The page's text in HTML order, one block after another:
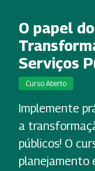
O papel
Serviços
Curso Aberto
Implemente
a
públicos! O
planejamento